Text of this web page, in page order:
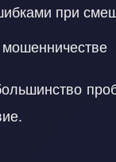
при